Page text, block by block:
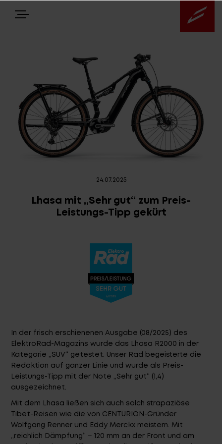
NEWS
Highlights
Über uns
Antriebssysteme
Entwickelt und Designed in BaWü
Finde die richtige Rahmengröße
24.07.2025
Lhasa mit „Sehr gut“ zum Preis-
Leistungs-Tipp gekürt
In der frisch erschienenen Ausgabe (08/2025) des
ElektroRad-Magazins wurde das Lhasa R2000 in der
Kategorie „SUV“ getestet. Unser Rad begeisterte die
Redaktion auf ganzer Linie und wurde als Preis-
Leistungs-Tipp mit der Note „Sehr gut“ (1,4)
ausgezeichnet.
Mit dem Lhasa ließen sich auch solch strapaziöse
Tibet-Reisen wie die von CENTURION-Gründer
Wolfgang Renner und Eddy Merckx meistern. Mit
„reichlich Dämpfung“ − 120 mm an der Front und am